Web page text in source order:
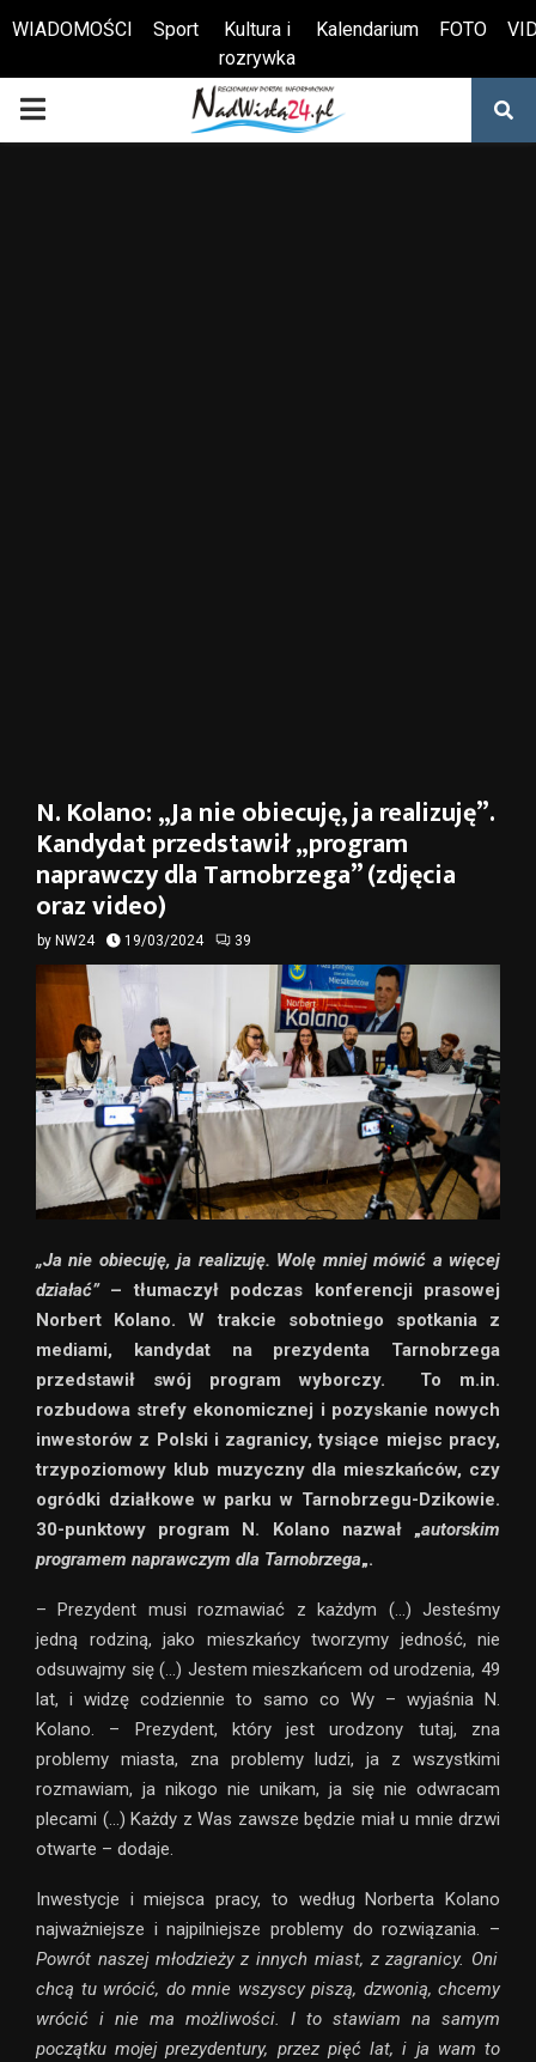
Otwórz pasek narzędzi
WIADOMOŚCI Sport
Kultura i
rozrywka
Kalendarium FOTO
PRIMARY
N. Kolano: „Ja nie obiecuję, ja realizuję”.
Kandydat przedstawił „program
naprawczy dla Tarnobrzega” (zdjęcia
oraz video)
by NW24 19/03/2024 39
„Ja nie obiecuję, ja realizuję. Wolę mniej mówić a więcej
działać”– tłumaczył podczas konferencji prasowej
Norbert Kolano. W trakcie sobotniego spotkania z
mediami, kandydat na prezydenta Tarnobrzega
przedstawił swój program wyborczy. To m.in.
rozbudowa strefy ekonomicznej i pozyskanie nowych
inwestorów z Polski i zagranicy,tysiące miejsc pracy,
trzypoziomowy klub muzyczny dla mieszkańców, czy
ogródki działkowe w parku w Tarnobrzegu-Dzikowie.
30-punktowy program N. Kolano nazwał „autorskim
programem naprawczym dla Tarnobrzega„.
– Prezydent musi rozmawiać z każdym (…) Jesteśmy
jedną rodziną, jako mieszkańcy tworzymy jedność, nie
odsuwajmy się (…) Jestem mieszkańcem od urodzenia, 49
lat, i widzę codziennie to samo co Wy – wyjaśnia N.
Kolano. – Prezydent, który jest urodzony tutaj, zna
problemy miasta, zna problemy ludzi, ja z wszystkimi
rozmawiam, ja nikogo nie unikam, ja się nie odwracam
plecami (…) Każdy z Was zawsze będzie miał u mnie drzwi
otwarte – dodaje.
Inwestycje i miejsca pracy, to według Norberta Kolano
najważniejsze i najpilniejsze problemy do rozwiązania. –
Powrót naszej młodzieży z innych miast, z zagranicy. Oni
chcą tu wrócić, do mnie wszyscy piszą, dzwonią, chcemy
wrócić i nie ma możliwości. I to stawiam na samym
początku mojej prezydentury, przez pięć lat, i ja wam to